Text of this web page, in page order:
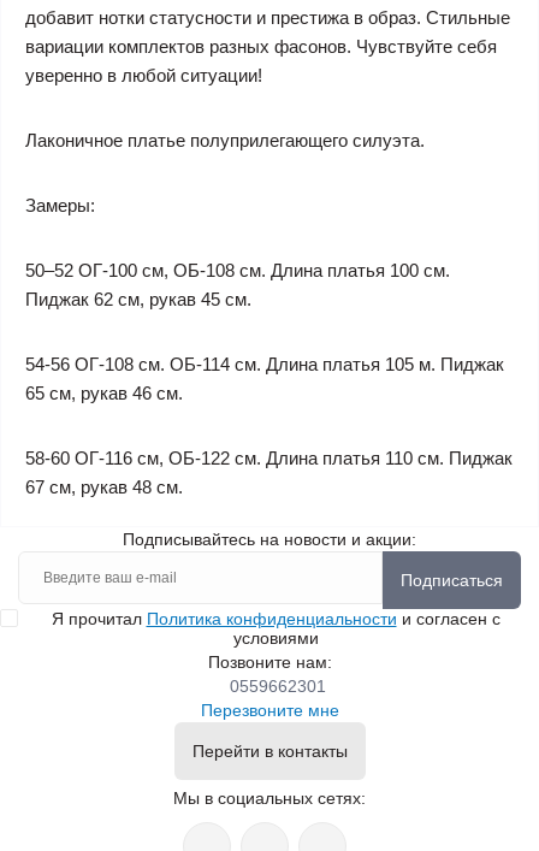
добавит нотки статусности и престижа в образ. Стильные
вариации комплектов разных фасонов. Чувствуйте себя
уверенно в любой ситуации!
Лаконичное платье полуприлегающего силуэта.
Замеры:
50–52 ОГ-100 см, ОБ-108 см. Длина платья 100 см.
Пиджак 62 см, рукав 45 см.
54-56 ОГ-108 см. ОБ-114 см. Длина платья 105 м. Пиджак
65 см, рукав 46 см.
58-60 ОГ-116 см, ОБ-122 см. Длина платья 110 см. Пиджак
67 см, рукав 48 см.
Подписывайтесь на новости и акции:
Подписаться
Я прочитал Политика конфиденциальности и согласен с
условиями
Позвоните нам:
0559662301
Перезвоните мне
Перейти в контакты
Мы в социальных сетях: